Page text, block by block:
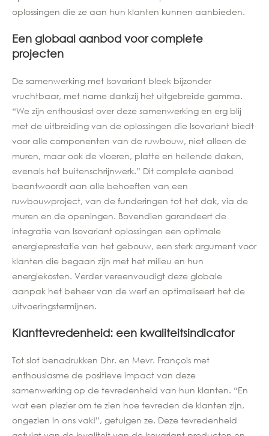
oplossingen die ze aan hun klanten kunnen aanbieden.
Een globaal aanbod voor complete
projecten
De samenwerking met Isovariant bleek bijzonder
vruchtbaar, met name dankzij het uitgebreide gamma.
“We zijn enthousiast over deze samenwerking en erg blij
met de uitbreiding van de oplossingen die Isovariant biedt
voor alle componenten van de ruwbouw, niet alleen de
muren, maar ook de vloeren, platte en hellende daken,
evenals het buitenschrijnwerk.” Dit complete aanbod
beantwoordt aan alle behoeften van een
ruwbouwproject, van de funderingen tot het dak, via de
muren en de openingen. Bovendien garandeert de
integratie van Isovariant oplossingen een optimale
energieprestatie van het gebouw, een sterk argument voor
klanten die begaan zijn met het milieu en hun
energiekosten. Verder vereenvoudigt deze globale
aanpak het beheer van de werf en optimaliseert het de
uitvoeringstermijnen.
Klanttevredenheid: een kwaliteitsindicator
Tot slot benadrukken Dhr. en Mevr. François met
enthousiasme de positieve impact van deze
samenwerking op de tevredenheid van hun klanten. “En
wat een plezier om te zien hoe tevreden de klanten zijn,
ongezien in ons vak!”, getuigen ze. Deze tevredenheid